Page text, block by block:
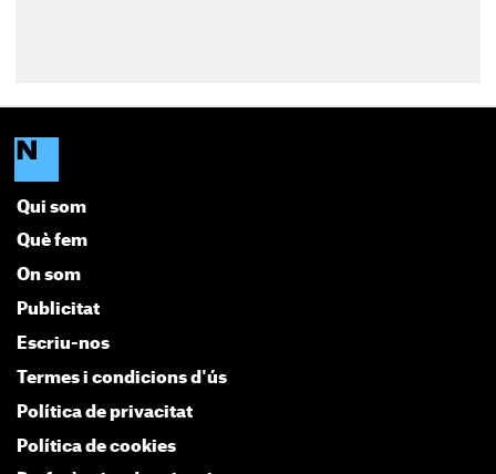
Qui som
Què fem
On som
Publicitat
Escriu-nos
Termes i condicions d'ús
Política de privacitat
Política de cookies